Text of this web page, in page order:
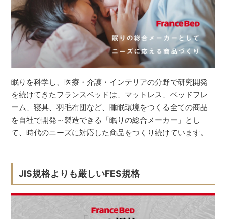
眠りを科学し、医療・介護・インテリアの分野で研究開発
を続けてきたフランスベッドは、マットレス、ベッドフレ
ーム、寝具、羽毛布団など、睡眠環境をつくる全ての商品
を自社で開発～製造できる「眠りの総合メーカー」とし
て、時代のニーズに対応した商品をつくり続けています。
JIS規格よりも厳しいFES規格